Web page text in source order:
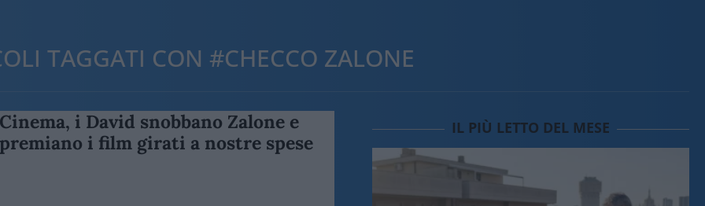
TAGGATI CON #CHECCO ZALONE
Cinema, i David snobbano Zalone e
premiano i film girati a nostre spese
IL PIÙ LETTO DEL MESE